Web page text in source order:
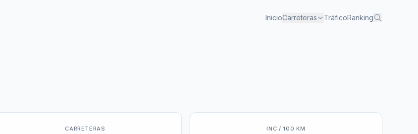
InicioCarreteras TráficoRanking
CARRETERAS INC / 100 KM